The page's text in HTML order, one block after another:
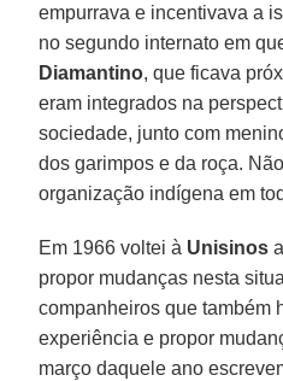
empurrava e incentivava a
no segundo internato em
Diamantino, que ficava
eram integrados na
sociedade, junto com
dos garimpos e da roça.
organização indígena em
Em 1966 voltei à Unisinos
propor mudanças nesta
companheiros que também
experiência e propor
março daquele ano